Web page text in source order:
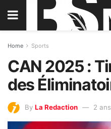
Home Sports
CAN 2025 :
des
By La Redaction 2